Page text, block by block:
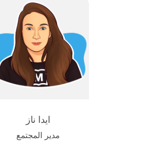
ايدا ناز
مدير المجتمع